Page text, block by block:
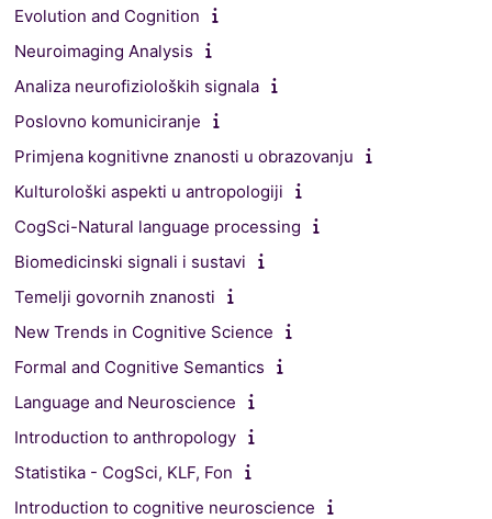
Evolution and Cognition
Neuroimaging Analysis
Analiza neurofizioloških signala
Poslovno komuniciranje
Primjena kognitivne znanosti u obrazovanju
Kulturološki aspekti u antropologiji
CogSci-Natural language processing
Biomedicinski signali i sustavi
Temelji govornih znanosti
New Trends in Cognitive Science
Formal and Cognitive Semantics
Language and Neuroscience
Introduction to anthropology
Statistika - CogSci, KLF, Fon
Introduction to cognitive neuroscience